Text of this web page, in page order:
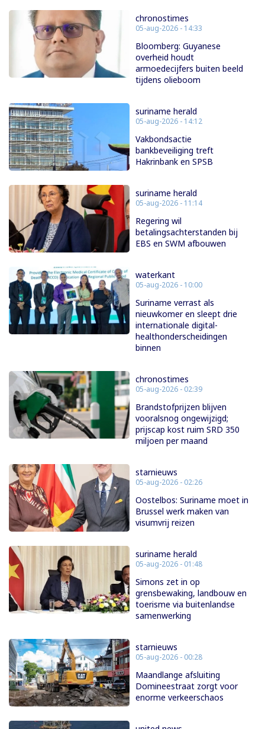
chronostimes
05-aug-2026 - 14:33
Bloomberg: Guyanese
overheid houdt
armoedecijfers buiten beeld
tijdens olieboom
suriname herald
05-aug-2026 - 14:12
Vakbondsactie
bankbeveiliging treft
Hakrinbank en SPSB
suriname herald
05-aug-2026 - 11:14
Regering wil
betalingsachterstanden bij
EBS en SWM afbouwen
waterkant
05-aug-2026 - 10:00
Suriname verrast als
nieuwkomer en sleept drie
internationale digital-
healthonderscheidingen
binnen
chronostimes
05-aug-2026 - 02:39
Brandstofprijzen blijven
vooralsnog ongewijzigd;
prijscap kost ruim SRD 350
miljoen per maand
starnieuws
05-aug-2026 - 02:26
Oostelbos: Suriname moet in
Brussel werk maken van
visumvrij reizen
suriname herald
05-aug-2026 - 01:48
Simons zet in op
grensbewaking, landbouw en
toerisme via buitenlandse
samenwerking
starnieuws
05-aug-2026 - 00:28
Maandlange afsluiting
Domineestraat zorgt voor
enorme verkeerschaos